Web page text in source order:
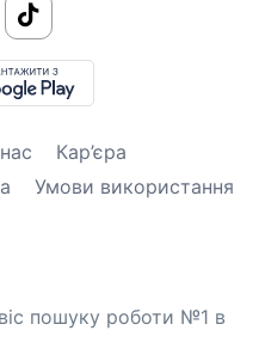
Кар’єра
Умови використання
пошуку роботи №1 в